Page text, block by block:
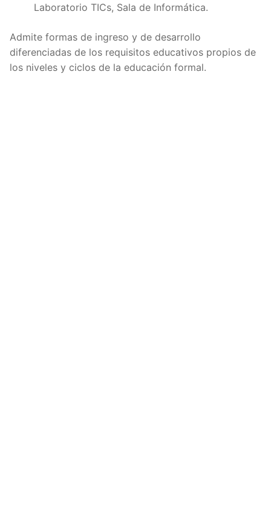
Laboratorio TICs, Sala de Informática.
Admite formas de ingreso y de desarrollo
diferenciadas de los requisitos educativos propios de
los niveles y ciclos de la educación formal.